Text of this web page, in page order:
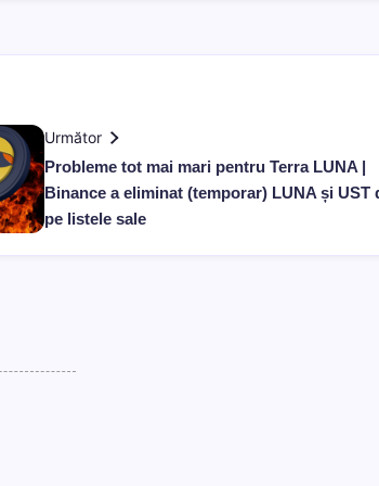
Următor
Probleme tot mai mari pentru Terra LUNA |
Binance a eliminat (temporar) LUNA și UST
pe listele sale